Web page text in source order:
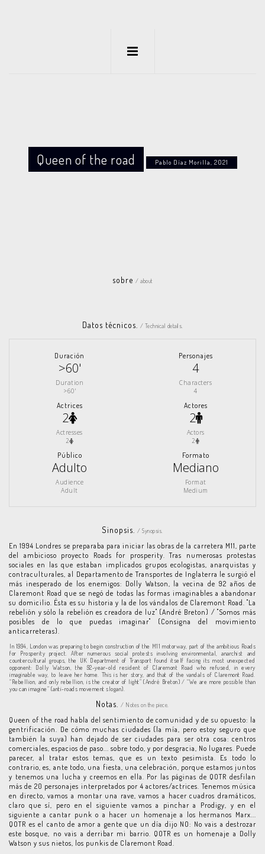
Queen of the road Pablo Díaz Morilla, 2021
sobre/ about
Datos técnicos. / Technical details.
Duración
>60'
Duration
>60'
Personajes
4
Characters
4
Actrices
2
Actresses
2
Actores
2
Actors
2
Público
Adulto
Audience
Adult
Formato
Mediano
Format
Medium
Sinopsis./ Synopsis.
En 1994 Londres se preparaba para iniciar las obras de la carretera M11, parte
del ambicioso proyecto Roads for prosperity. Tras numerosas protestas
sociales en las que estaban implicados grupos ecologistas, anarquistas y
contraculturales, al Departamento de Transportes de Inglaterra le surgió el
más inesperado de los enemigos: Dolly Watson, la vecina de 92 años de
Claremont Road que se negó de todas las formas imaginables a abandonar
su domicilio. Ésta es su historia y la de los vándalos de Claremont Road. "La
rebelión y sólo la rebelión es creadora de luz" (André Breton) / "Somos más
posibles de lo que puedas imaginar" (Consigna del movimiento
anticarreteras).
In 1994, London was preparing to begin construction of the M11 motorway, part of the ambitious Roads
for Prosperity project. After numerous social protests involving environmental, anarchist and
countercultural groups, the UK Department of Transport found itself facing its most unexpected
opponent: Dolly Watson, the 92-year-old resident of Claremont Road who refused, in every
imaginable way, to leave her home. This is her story, and that of the vandals of Claremont Road.
“Rebellion, and only rebellion, is the creator of light” (André Breton) / “We are more possible than
you can imagine” (anti-roads movement slogan).
Notas./ Notes on the piece.
Queen of the road habla del sentimiento de comunidad y de su opuesto: la
gentrificación. De cómo muchas ciudades (la mía, pero estoy seguro que
también la suya) han dejado de ser ciudades para ser otra cosa: centros
comerciales, espacios de paso... sobre todo, y por desgracia, No lugares. Puede
parecer, al tratar estos temas, que es un texto pesimista. Es todo lo
contrario, es, ante todo, una fiesta, una celebración, porque estamos juntos
y tenemos una lucha y creemos en ella. Por las páginas de QOTR desfilan
más de 20 personajes interpretados por 4 actores/actrices. Tenemos música
en directo, vamos a montar una rave, vamos a hacer cuadros dramáticos,
claro que sí, pero en el siguiente vamos a pinchar a Prodigy, y en el
siguiente a cantar punk o a hacer un homenaje a los hermanos Marx...
QOTR es el canto de amor a gente que un día dijo NO: No vais a destrozar
este bosque, no vais a derribar mi barrio. QOTR es un homenaje a Dolly
Watson y sus nietos, los punkis de Claremont Road.